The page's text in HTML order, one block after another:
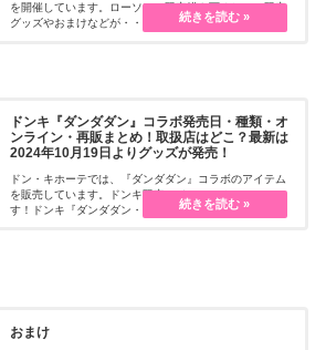
を開催しています。ローソンの限定描き下ろしで、限定
グッズやおまけなどが・・・続きを読む
ドンキ『ダンダダン』コラボ発売日・種類・オ
ンライン・再販まとめ！取扱店はどこ？最新は
2024年10月19日よりグッズが発売！
ドン・キホーテでは、『ダンダダン』コラボのアイテム
を販売しています。ドンキ限定アイテムでオススメで
す！ドンキ『ダンダダン・・・続きを読む
おまけ